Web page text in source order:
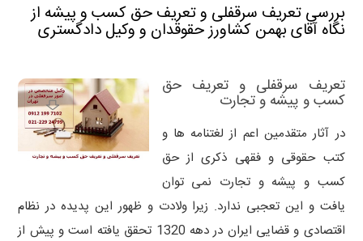
بررسی تعریف سرقفلی و تعریف حق کسب و پیشه از
نگاه آقای بهمن کشاورز حقوقدان و وکیل دادگستری
تعریف سرقفلی و تعریف حق
کسب و پیشه و تجارت
در آثار متقدمین اعم از لغتنامه ها و
کتب حقوقی و فقهی ذکری از حق
کسب و پیشه و تجارت نمی توان
یافت و این تعجبی ندارد. زیرا ولادت و ظهور این پدیده در نظام
اقتصادی و قضایی ایران در دهه 1320 تحقق یافته است و پیش از